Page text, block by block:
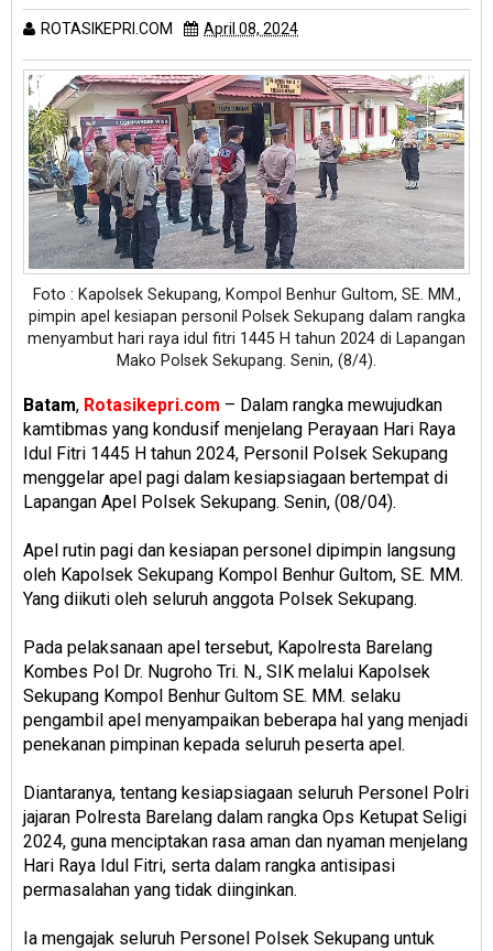
ROTASIKEPRI.COM April 08, 2024
Foto : Kapolsek Sekupang, Kompol Benhur Gultom, SE. MM.,
pimpin apel kesiapan personil Polsek Sekupang dalam rangka
menyambut hari raya idul fitri 1445 H tahun 2024 di Lapangan
Mako Polsek Sekupang. Senin, (8/4).
Batam, Rotasikepri.com – Dalam rangka mewujudkan
kamtibmas yang kondusif menjelang Perayaan Hari Raya
Idul Fitri 1445 H tahun 2024, Personil Polsek Sekupang
menggelar apel pagi dalam kesiapsiagaan bertempat di
Lapangan Apel Polsek Sekupang. Senin, (08/04).
Apel rutin pagi dan kesiapan personel dipimpin langsung
oleh Kapolsek Sekupang Kompol Benhur Gultom, SE. MM.
Yang diikuti oleh seluruh anggota Polsek Sekupang.
Pada pelaksanaan apel tersebut, Kapolresta Barelang
Kombes Pol Dr. Nugroho Tri. N., SIK melalui Kapolsek
Sekupang Kompol Benhur Gultom SE. MM. selaku
pengambil apel menyampaikan beberapa hal yang menjadi
penekanan pimpinan kepada seluruh peserta apel.
Diantaranya, tentang kesiapsiagaan seluruh Personel Polri
jajaran Polresta Barelang dalam rangka Ops Ketupat Seligi
2024, guna menciptakan rasa aman dan nyaman menjelang
Hari Raya Idul Fitri, serta dalam rangka antisipasi
permasalahan yang tidak diinginkan.
Ia mengajak seluruh Personel Polsek Sekupang untuk